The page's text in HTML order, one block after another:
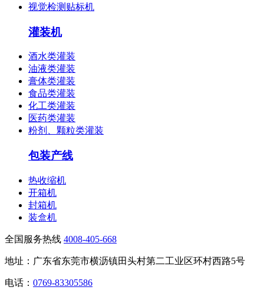
视觉检测贴标机
灌装机
酒水类灌装
油液类灌装
膏体类灌装
食品类灌装
化工类灌装
医药类灌装
粉剂、颗粒类灌装
包装产线
热收缩机
开箱机
封箱机
装盒机
全国服务热线 4008-405-668
地址：广东省东莞市横沥镇田头村第二工业区环村西路5号
电话： 0769-83305586